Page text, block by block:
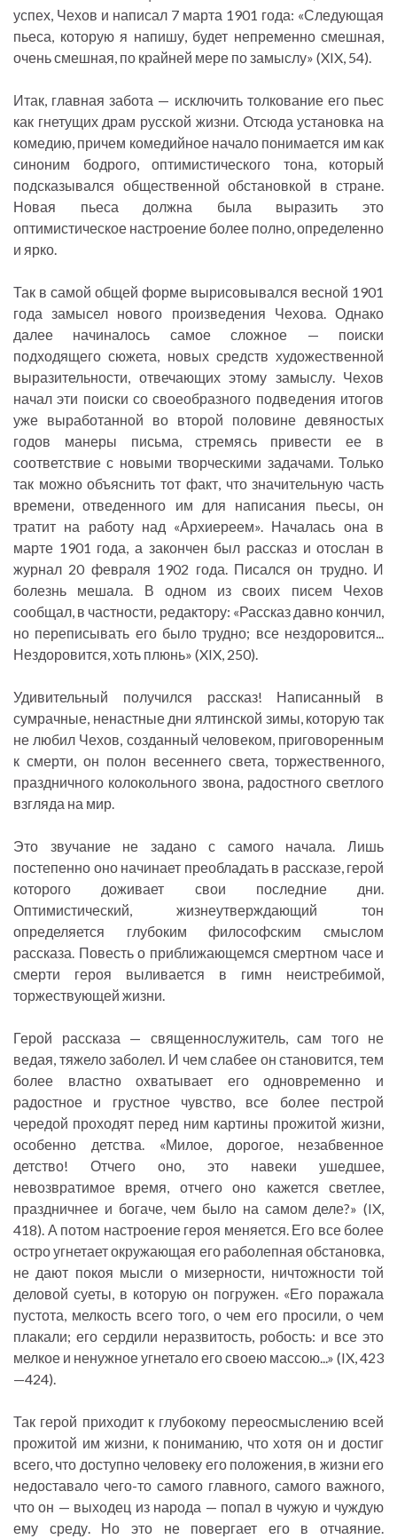
успех, Чехов и написал 7 марта 1901 года: «Следующая
пьеса, которую я напишу, будет непременно смешная,
очень смешная, по крайней мере по замыслу» (XIX, 54).
Итак, главная забота — исключить толкование его пьес
как гнетущих драм русской жизни. Отсюда установка на
комедию, причем комедийное начало понимается им как
синоним бодрого, оптимистического тона, который
подсказывался общественной обстановкой в стране.
Новая пьеса должна была выразить это
оптимистическое настроение более полно, определенно
и ярко.
Так в самой общей форме вырисовывался весной 1901
года замысел нового произведения Чехова. Однако
далее начиналось самое сложное — поиски
подходящего сюжета, новых средств художественной
выразительности, отвечающих этому замыслу. Чехов
начал эти поиски со своеобразного подведения итогов
уже выработанной во второй половине девяностых
годов манеры письма, стремясь привести ее в
соответствие с новыми творческими задачами. Только
так можно объяснить тот факт, что значительную часть
времени, отведенного им для написания пьесы, он
тратит на работу над «Архиереем». Началась она в
марте 1901 года, а закончен был рассказ и отослан в
журнал 20 февраля 1902 года. Писался он трудно. И
болезнь мешала. В одном из своих писем Чехов
сообщал, в частности, редактору: «Рассказ давно кончил,
но переписывать его было трудно; все нездоровится...
Нездоровится, хоть плюнь» (XIX, 250).
Удивительный получился рассказ! Написанный в
сумрачные, ненастные дни ялтинской зимы, которую так
не любил Чехов, созданный человеком, приговоренным
к смерти, он полон весеннего света, торжественного,
праздничного колокольного звона, радостного светлого
взгляда на мир.
Это звучание не задано с самого начала. Лишь
постепенно оно начинает преобладать в рассказе, герой
которого доживает свои последние дни.
Оптимистический, жизнеутверждающий тон
определяется глубоким философским смыслом
рассказа. Повесть о приближающемся смертном часе и
смерти героя выливается в гимн неистребимой,
торжествующей жизни.
Герой рассказа — священнослужитель, сам того не
ведая, тяжело заболел. И чем слабее он становится, тем
более властно охватывает его одновременно и
радостное и грустное чувство, все более пестрой
чередой проходят перед ним картины прожитой жизни,
особенно детства. «Милое, дорогое, незабвенное
детство! Отчего оно, это навеки ушедшее,
невозвратимое время, отчего оно кажется светлее,
праздничнее и богаче, чем было на самом деле?» (IX,
418). А потом настроение героя меняется. Его все более
остро угнетает окружающая его раболепная обстановка,
не дают покоя мысли о мизерности, ничтожности той
деловой суеты, в которую он погружен. «Его поражала
пустота, мелкость всего того, о чем его просили, о чем
плакали; его сердили неразвитость, робость: и все это
мелкое и ненужное угнетало его своею массою...» (IX, 423
—424).
Так герой приходит к глубокому переосмыслению всей
прожитой им жизни, к пониманию, что хотя он и достиг
всего, что доступно человеку его положения, в жизни его
недоставало чего-то самого главного, самого важного,
что он — выходец из народа — попал в чужую и чуждую
ему среду. Но это не повергает его в отчаяние.